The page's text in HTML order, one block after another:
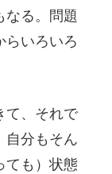
なる。問題
らいろいろ
て、それで
自分もそん
ても）状態